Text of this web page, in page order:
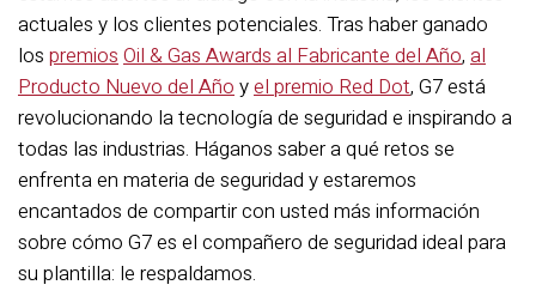
actuales y los clientes potenciales. Tras haber ganado
los premiosOil & Gas Awards al Fabricante del Año, al
Producto Nuevo del Añoyel premio Red Dot, G7 está
revolucionando la tecnología de seguridad e inspirando a
todas las industrias. Háganos saber a qué retos se
enfrenta en materia de seguridad y estaremos
encantados de compartir con usted más información
sobre cómo G7 es el compañero de seguridad ideal para
su plantilla: le respaldamos.